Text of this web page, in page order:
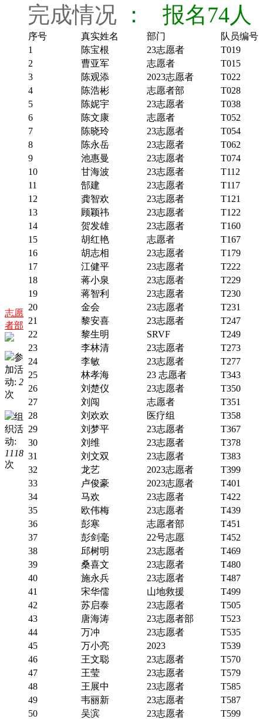
志愿
者部
参
加活
动: 2
次
组
织活
动:
1118
次
完成情况 ： 报名74
序号 真实姓名 部门
队员编号
1
陈宝根 23志愿者
T019
2
曹亚军 志愿者
T015
3
陈观添 2023志愿者
T022
4
陈浩彬 志愿者部
T028
5
陈妮宇 23志愿者
T038
6
陈文康 志愿者
T052
7
陈晓玲 23志愿者
T054
8
陈永岳 23志愿者
T062
9
池惠曼 23志愿者
T074
10
甘海波 23志愿者
T112
11
郜建 23志愿者
T117
12
龚智欢 23志愿者
T121
13
顾颖祎 23志愿者
T122
14
贺发雄 23志愿者
T160
15
胡红艳 志愿者
T167
16
胡志相 23志愿者
T179
17
江健平 23志愿者
T222
18
蒋小泉 23志愿者
T229
19
蒋智利 23志愿者
T230
20
金会 23志愿者
T231
21
黎安喜 23志愿者
T247
22
黎生明 SRVF
T249
23
李林清 23志愿者
T273
24
李敏 23志愿者
T277
25
林孝海 23 志愿者
T343
26
刘楚仪 23志愿者
T350
27
刘闯 志愿者
T351
28
刘欢欢 医疗组
T358
29
刘梦平 23志愿者
T367
30
刘维 23志愿者
T378
31
刘文双 23志愿者
T383
32
龙艺 2023志愿者
T399
33
卢俊豪 2023志愿者
T401
34
马欢 23志愿者
T422
35
欧伟梅 23志愿者
T439
36
彭寒 志愿者部
T451
37
彭剑毫 22号志愿
T452
38
邱树明 23志愿者
T469
39
桑喜文 23志愿者
T480
40
施永兵 23志愿者
T487
41
宋华儒 山地救援
T499
42
苏启泰 23志愿者
T505
43
唐海涛 23志愿者部
T523
44
万冲 23志愿者
T535
45
万小亮 2023
T539
46
王文聪 23志愿者
T570
47
王莹 23志愿者
T579
48
王展中 23志愿者
T585
49
韦丽新 23志愿者
T587
50
吴滨 23志愿者
T599